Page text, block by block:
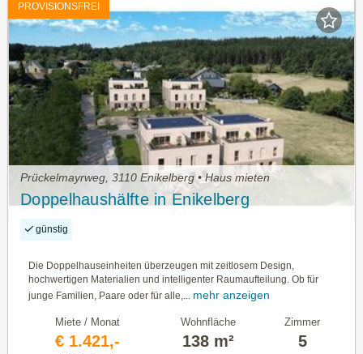
PROVISIONSFREI
Prückelmayrweg, 3110 Enikelberg • Haus mieten
Doppelhaushälfte in Enikelberg
günstig
Die Doppelhauseinheiten überzeugen mit zeitlosem Design,
hochwertigen Materialien und intelligenter Raumaufteilung. Ob für
junge Familien, Paare oder für alle,...
mehr anzeigen
Miete / Monat
€ 1.421,-
Wohnfläche
138 m²
Zimmer
5